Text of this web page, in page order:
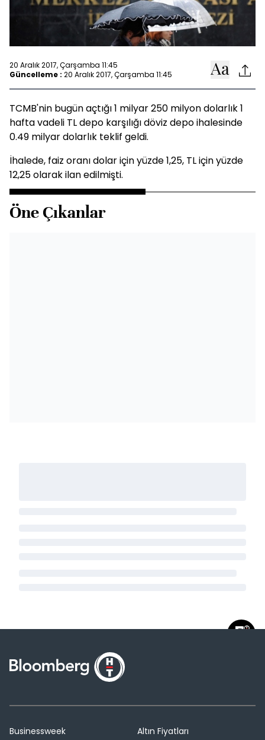
20 Aralık 2017, Çarşamba 11:45
Güncelleme : 20 Aralık 2017, Çarşamba 11:45
TCMB'nin bugün açtığı 1 milyar 250 milyon dolarlık 1
hafta vadeli TL depo karşılığı döviz depo ihalesinde
0.49 milyar dolarlık teklif geldi.
İhalede, faiz oranı dolar için yüzde 1,25, TL için yüzde
12,25 olarak ilan edilmişti.
Öne Çıkanlar
Businessweek
Altın Fiyatları